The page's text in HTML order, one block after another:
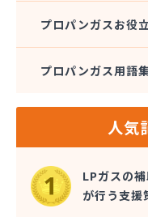
株式会社千田石油/
株式会社田中石油
株式会社灘崎瓦斯/
株式会社菱川燃料/
株式会社木村石油/
株式会社両備エネ
丸善農機株式会社/
岸本石油有限会社/
岸本石油有限会社
プロパンガスお役
プロパンガス用語
人気
LPガスの
が行う支援